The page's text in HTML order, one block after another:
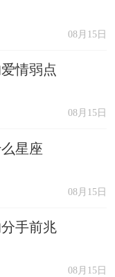
08月15日
情弱点
08月15日
星座
08月15日
手前兆
08月15日